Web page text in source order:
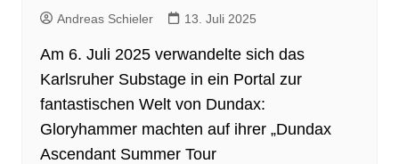
Andreas Schieler 13. Juli 2025
Am 6. Juli 2025 verwandelte sich das
Karlsruher Substage in ein Portal zur
fantastischen Welt von Dundax:
Gloryhammer machten auf ihrer „Dundax
Ascendant Summer Tour